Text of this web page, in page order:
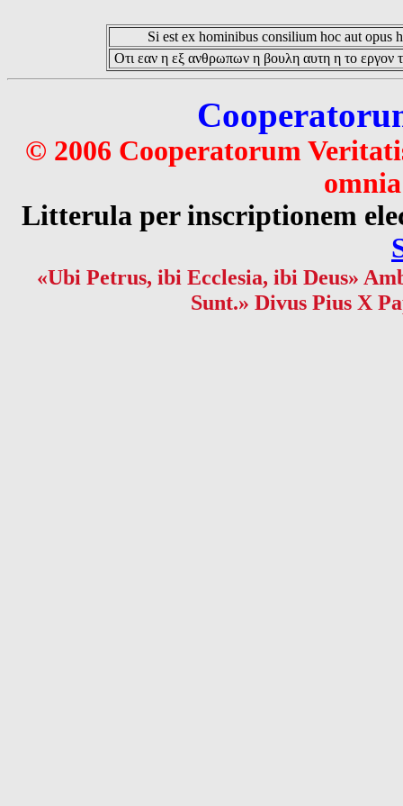
Si est ex hominibus consilium hoc aut opus
Οτι εαν η εξ ανθρωπων η βουλη αυτη η το εργον
© 2006 Cooperatorum
Litterula per inscriptionem
«Ubi Petrus, ibi Ecclesia, ibi Deus»
Sunt.» Divus Pius X